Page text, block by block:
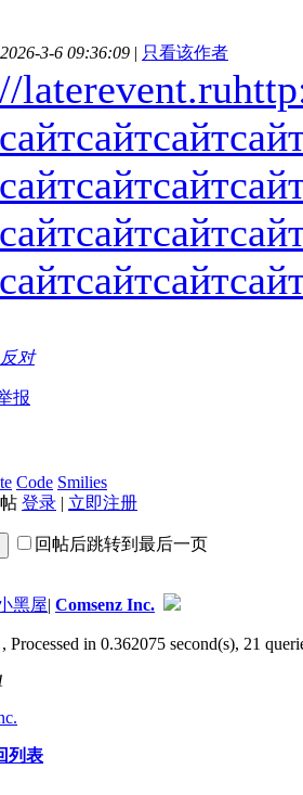
3-6 09:36:09 | 只看该作者
laterevent.ru
сайтсайтсайт
сайтсайтсайт
сайтсайтсайт
сайтсайтсайт
反对
报
Code Smilies
登录 | 立即注册
回帖后跳转到最后一页
黑屋| Comsenz Inc.
, Processed in 0.362075 second(s), 21
列表